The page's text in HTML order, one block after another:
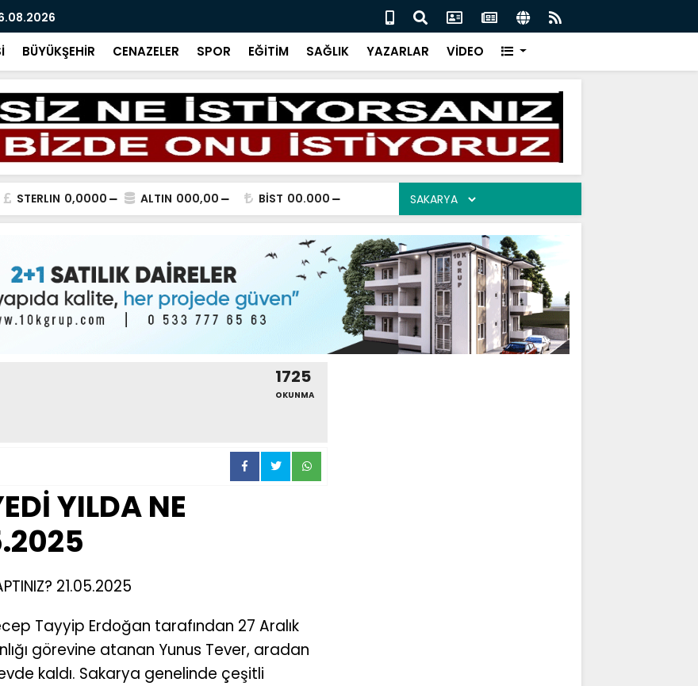
BİR SORU BİR CEVAP 06.08.2026
BÜYÜKŞEHİR CENAZELER SPOR EĞİTİM SAĞLIK YAZARLAR VİDEO
STERLIN 0,0000 ALTIN 000,00 BİST 00.000
1725
OKUNMA
YILDA NE
21.05.2025
Tayyip Erdoğan tarafından 27 Aralık
görevine atanan Yunus Tever, aradan
kaldı. Sakarya genelinde çeşitli